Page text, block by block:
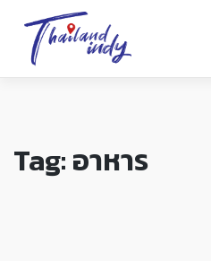
Tag:อาหาร